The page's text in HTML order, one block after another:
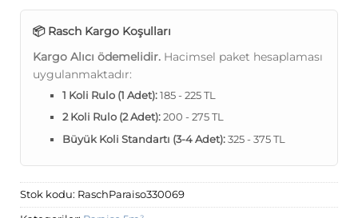
📦 Rasch Kargo Koşulları
Kargo Alıcı ödemelidir. Hacimsel paket hesaplaması
uygulanmaktadır:
1 Koli Rulo (1 Adet):185 - 225 TL
2 Koli Rulo (2 Adet):200 - 275 TL
Büyük Koli Standartı (3-4 Adet):325 - 375 TL
Stok kodu: RaschParaiso330069